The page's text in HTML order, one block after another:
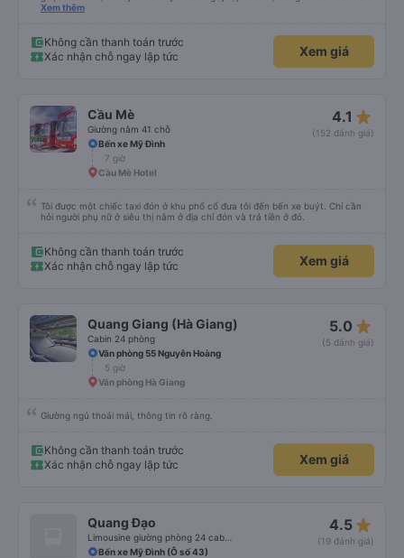
và chỉ cho tôi tuyến xe. Rất chuyên nghiệp.
Xem thêm
Không cần thanh toán trước
Xác nhận chỗ ngay lập tức
Xem giá
Cầu Mè
Giường nằm 41 chỗ
4.1 star_rate
(152 đánh giá)
Bến xe Mỹ Đình
7 giờ
Cầu Mè Hotel
Tôi được một chiếc taxi đón ở khu phố cổ đưa tôi đến bến xe buýt. Chỉ cần
hỏi người phụ nữ ở siêu thị nằm ở địa chỉ đón và trả tiền ở đó.
Không cần thanh toán trước
Xác nhận chỗ ngay lập tức
Xem giá
Quang Giang (Hà Giang)
Cabin 24 phòng
5.0 star_rate
(5 đánh giá)
Văn phòng 55 Nguyễn Hoàng
5 giờ
Văn phòng Hà Giang
Giường ngủ thoải mái, thông tin rõ ràng.
Không cần thanh toán trước
Xác nhận chỗ ngay lập tức
Xem giá
Quang Đạo 4.5 star_rate
(19 đánh giá)
Bến xe Mỹ Đình (Ô số 43)